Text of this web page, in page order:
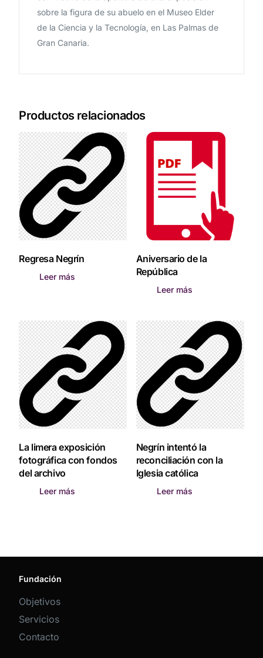
sobre la figura de su abuelo en el Museo Elder
de la Ciencia y la Tecnología, en Las Palmas de
Gran Canaria.
Productos relacionados
Regresa Negrín
Leer más
Aniversario de la
República
Leer más
La limera exposición
fotográfica con fondos
del archivo
Leer más
Negrín intentó la
reconciliación con la
Iglesia católica
Leer más
Fundación
Objetivos
Servicios
Contacto